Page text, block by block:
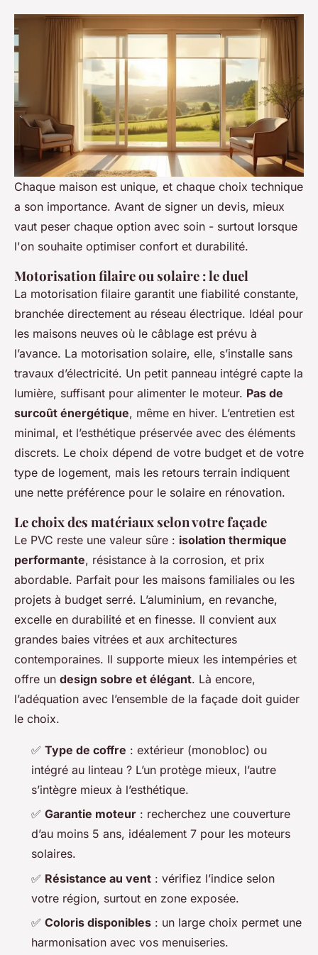
Chaque maison est unique, et chaque choix technique
a son importance. Avant de signer un devis, mieux
vaut peser chaque option avec soin - surtout lorsque
l'on souhaite optimiser confort et durabilité.
Motorisation filaire ou solaire : le duel
La motorisation filaire garantit une fiabilité constante,
branchée directement au réseau électrique. Idéal pour
les maisons neuves où le câblage est prévu à
l’avance. La motorisation solaire, elle, s’installe sans
travaux d’électricité. Un petit panneau intégré capte la
lumière, suffisant pour alimenter le moteur. Pas de
surcoût énergétique, même en hiver. L’entretien est
minimal, et l’esthétique préservée avec des éléments
discrets. Le choix dépend de votre budget et de votre
type de logement, mais les retours terrain indiquent
une nette préférence pour le solaire en rénovation.
Le choix des matériaux selon votre façade
Le PVC reste une valeur sûre : isolation thermique
performante, résistance à la corrosion, et prix
abordable. Parfait pour les maisons familiales ou les
projets à budget serré. L’aluminium, en revanche,
excelle en durabilité et en finesse. Il convient aux
grandes baies vitrées et aux architectures
contemporaines. Il supporte mieux les intempéries et
offre un design sobre et élégant. Là encore,
l’adéquation avec l’ensemble de la façade doit guider
le choix.
✅ Type de coffre : extérieur (monobloc) ou
intégré au linteau ? L’un protège mieux, l’autre
s’intègre mieux à l’esthétique.
✅ Garantie moteur : recherchez une couverture
d’au moins 5 ans, idéalement 7 pour les moteurs
solaires.
✅ Résistance au vent : vérifiez l’indice selon
votre région, surtout en zone exposée.
✅ Coloris disponibles : un large choix permet une
harmonisation avec vos menuiseries.